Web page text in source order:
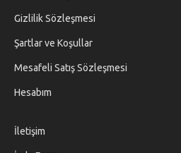
Gizlilik Sözleşmesi
Şartlar ve Koşullar
Mesafeli Satış Sözleşmesi
Hesabım
İletişim